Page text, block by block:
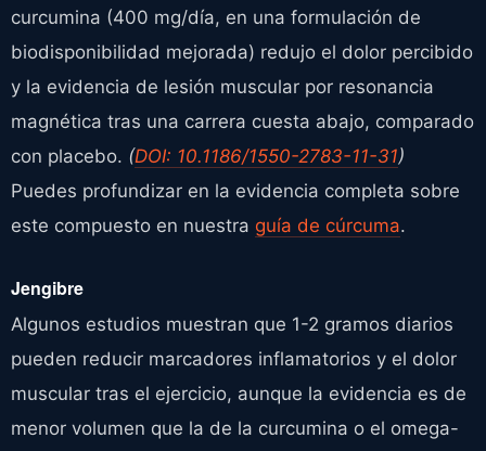
curcumina (400 mg/día, en una formulación de
biodisponibilidad mejorada) redujo el dolor percibido
y la evidencia de lesión muscular por resonancia
magnética tras una carrera cuesta abajo, comparado
con placebo. (DOI: 10.1186/1550-2783-11-31)
Puedes profundizar en la evidencia completa sobre
este compuesto en nuestra guía de cúrcuma.
Jengibre
Algunos estudios muestran que 1-2 gramos diarios
pueden reducir marcadores inflamatorios y el dolor
muscular tras el ejercicio, aunque la evidencia es de
menor volumen que la de la curcumina o el omega-